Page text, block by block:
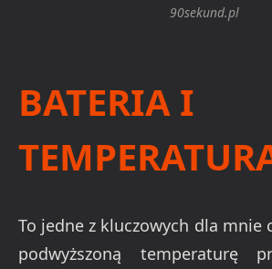
90sekund.pl
BATERIA I
To jedne z kluczowych dla mnie
podwyższoną temperaturę